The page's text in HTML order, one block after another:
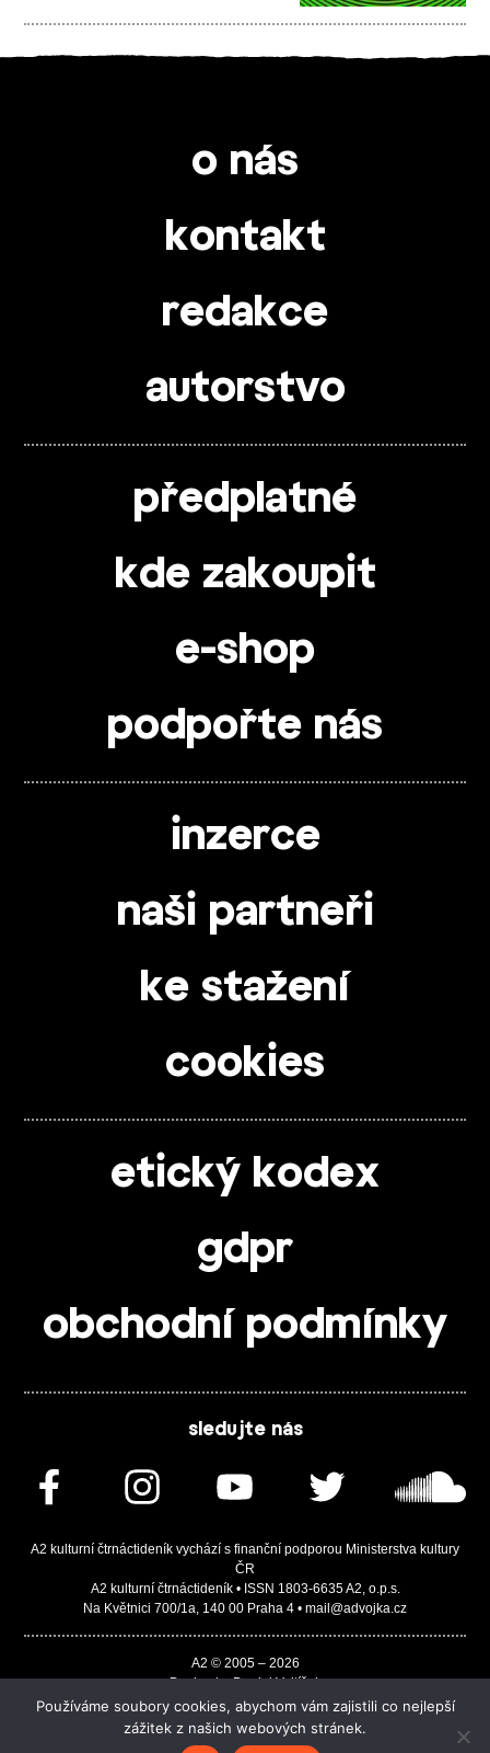
o nás
kontakt
redakce
autorstvo
předplatné
kde zakoupit
e-shop
podpořte nás
inzerce
naši partneři
ke stažení
cookies
etický kodex
gdpr
obchodní podmínky
sledujte nás
A2 kulturní čtrnáctideník vychází s finanční podporou Ministerstva kultury
ČR
A2 kulturní čtrnáctideník • ISSN 1803-6635 A2, o.p.s.
Na Květnici 700/1a, 140 00 Praha 4 • mail@advojka.cz
A2 © 2005 – 2026
Design by Daniel Vojtíšek
Built by JASA-IT & ChSoft
Používáme soubory cookies, abychom vám zajistili co nejlepší
zážitek z našich webových stránek.